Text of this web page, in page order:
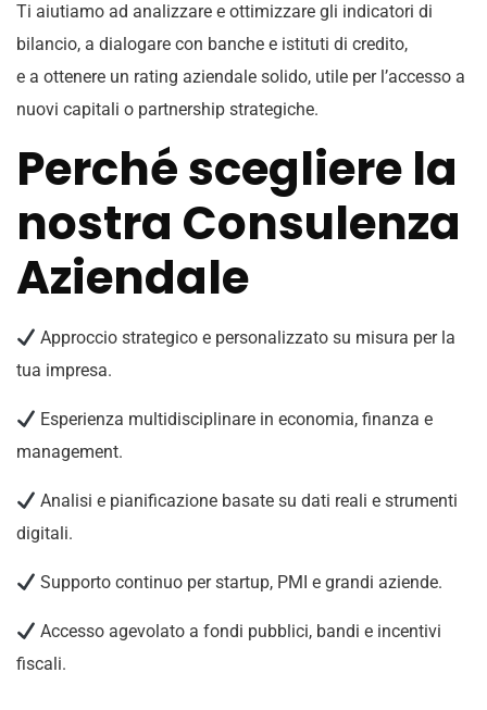
Ti aiutiamo ad analizzare e ottimizzare gli indicatori di
bilancio, a dialogare con banche e istituti di credito,
e a ottenere un rating aziendale solido, utile per l’accesso a
nuovi capitali o partnership strategiche.
Perché scegliere la
nostra Consulenza
Aziendale
Approccio strategico e personalizzato su misura per la
tua impresa.
Esperienza multidisciplinare in economia, finanza e
management.
Analisi e pianificazione basate su dati reali e strumenti
digitali.
Supporto continuo per startup, PMI e grandi aziende.
Accesso agevolato a fondi pubblici, bandi e incentivi
fiscali.